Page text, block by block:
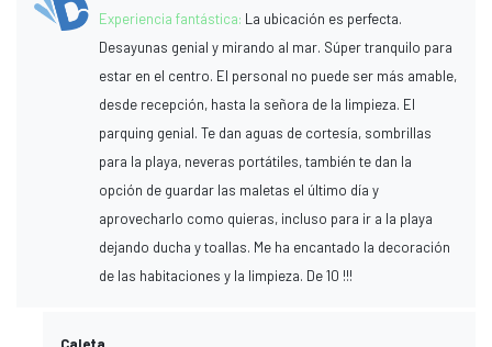
Experiencia fantástica: La ubicación es perfecta.
Desayunas genial y mirando al mar. Súper tranquilo para
estar en el centro. El personal no puede ser más amable,
desde recepción, hasta la señora de la limpieza. El
parquing genial. Te dan aguas de cortesía, sombrillas
para la playa, neveras portátiles, también te dan la
opción de guardar las maletas el último día y
aprovecharlo como quieras, incluso para ir a la playa
dejando ducha y toallas. Me ha encantado la decoración
de las habitaciones y la limpieza. De 10 !!!
Caleta